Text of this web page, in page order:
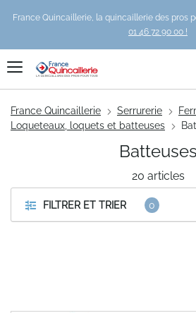
France Quincaillerie, la quincaillerie des pros
01 46 72 90 00 !
France Quincaillerie Serrurerie
Loqueteaux, loquets et batteuses
FILTRER ET TRIER
20 articles
Batteuses